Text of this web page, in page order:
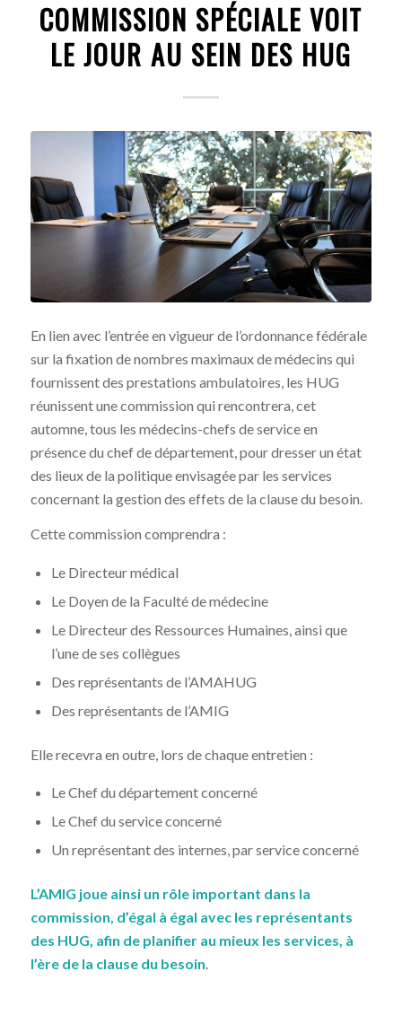
COMMISSION SPÉCIALE VOIT
LE JOUR AU SEIN DES HUG
En lien avec l’entrée en vigueur de l’ordonnance fédérale
sur la fixation de nombres maximaux de médecins qui
fournissent des prestations ambulatoires, les HUG
réunissent une commission qui rencontrera, cet
automne, tous les médecins-chefs de service en
présence du chef de département, pour dresser un état
des lieux de la politique envisagée par les services
concernant la gestion des effets de la clause du besoin.
Cette commission comprendra :
Le Directeur médical
Le Doyen de la Faculté de médecine
Le Directeur des Ressources Humaines, ainsi que
l’une de ses collègues
Des représentants de l’AMAHUG
Des représentants de l’AMIG
Elle recevra en outre, lors de chaque entretien :
Le Chef du département concerné
Le Chef du service concerné
Un représentant des internes, par service concerné
L’AMIG joue ainsi un rôle important dans la
commission, d’égal à égal avec les représentants
des HUG, afin de planifier au mieux les services, à
l’ère de la clause du besoin.